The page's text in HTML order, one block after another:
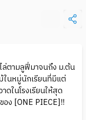
ล่ตามลูฟี่มาจนถึง ม.ต้น
ในหมู่นักเรียนที่มีแต่
ดในโรงเรียนให้สุด
อง [ONE PIECE]!!